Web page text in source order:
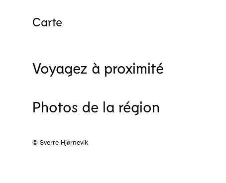
Carte
Voyagez à proximité
Flåm & Aurland
Le train de Flåm – aller-retour
Photos de la région
© Sverre Hjørnevik